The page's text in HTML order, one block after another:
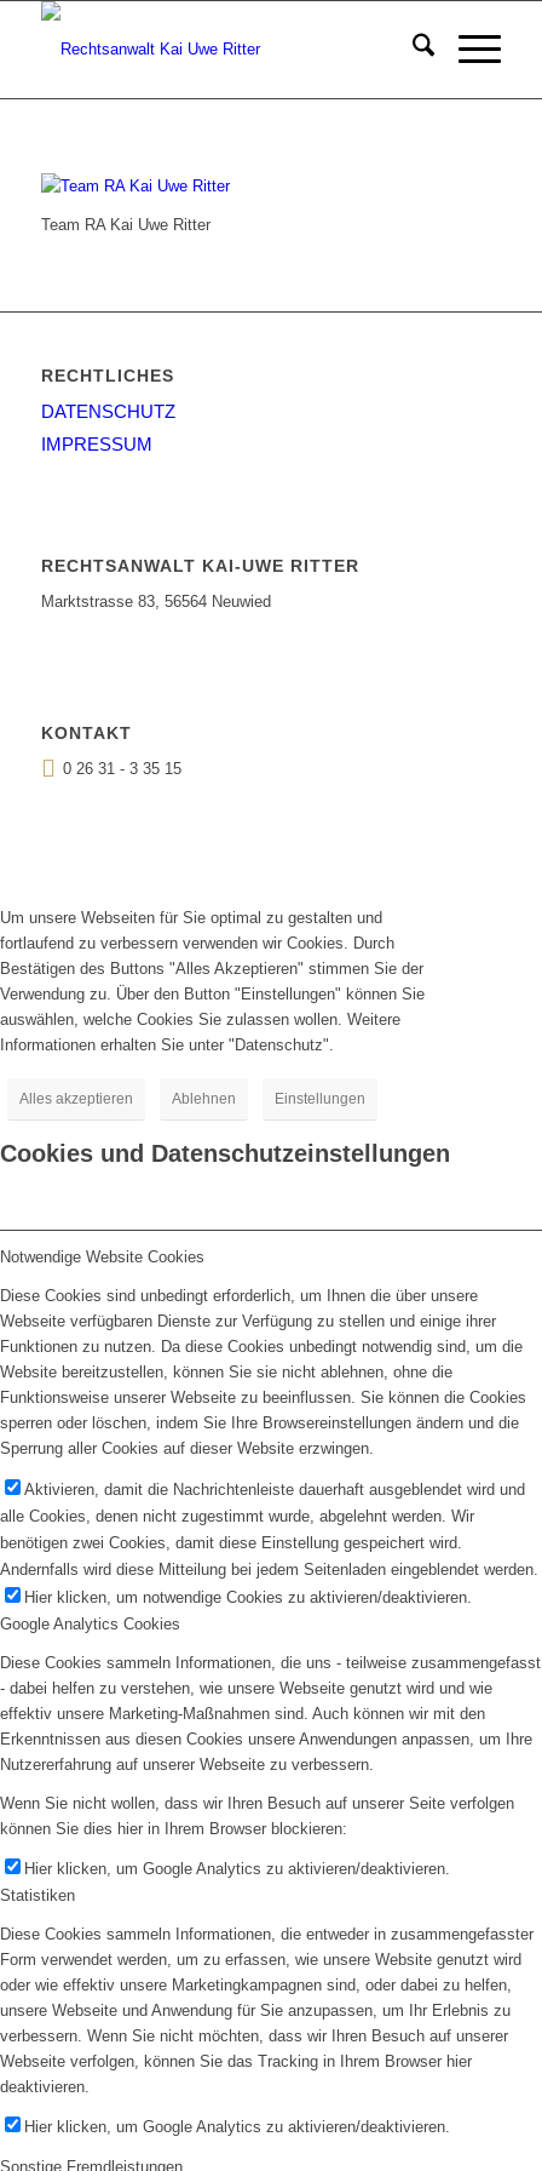
Team RA Kai Uwe Ritter
RECHTLICHES
DATENSCHUTZ
IMPRESSUM
RECHTSANWALT KAI-UWE RITTER
Marktstrasse 83, 56564 Neuwied
KONTAKT
0 26 31 - 3 35 15
Um unsere Webseiten für Sie optimal zu gestalten und
fortlaufend zu verbessern verwenden wir Cookies. Durch
Bestätigen des Buttons "Alles Akzeptieren" stimmen Sie der
Verwendung zu. Über den Button "Einstellungen" können Sie
auswählen, welche Cookies Sie zulassen wollen. Weitere
Informationen erhalten Sie unter "Datenschutz".
Alles akzeptieren Ablehnen Einstellungen
Cookies und Datenschutzeinstellungen
Notwendige Website Cookies
Diese Cookies sind unbedingt erforderlich, um Ihnen die über unsere
Webseite verfügbaren Dienste zur Verfügung zu stellen und einige ihrer
Funktionen zu nutzen. Da diese Cookies unbedingt notwendig sind, um die
Website bereitzustellen, können Sie sie nicht ablehnen, ohne die
Funktionsweise unserer Webseite zu beeinflussen. Sie können die Cookies
sperren oder löschen, indem Sie Ihre Browsereinstellungen ändern und die
Sperrung aller Cookies auf dieser Website erzwingen.
Aktivieren, damit die Nachrichtenleiste dauerhaft ausgeblendet wird und
alle Cookies, denen nicht zugestimmt wurde, abgelehnt werden. Wir
benötigen zwei Cookies, damit diese Einstellung gespeichert wird.
Andernfalls wird diese Mitteilung bei jedem Seitenladen eingeblendet werden.
Hier klicken, um notwendige Cookies zu aktivieren/deaktivieren.
Google Analytics Cookies
Diese Cookies sammeln Informationen, die uns - teilweise zusammengefasst
- dabei helfen zu verstehen, wie unsere Webseite genutzt wird und wie
effektiv unsere Marketing-Maßnahmen sind. Auch können wir mit den
Erkenntnissen aus diesen Cookies unsere Anwendungen anpassen, um Ihre
Nutzererfahrung auf unserer Webseite zu verbessern.
Wenn Sie nicht wollen, dass wir Ihren Besuch auf unserer Seite verfolgen
können Sie dies hier in Ihrem Browser blockieren:
Hier klicken, um Google Analytics zu aktivieren/deaktivieren.
Statistiken
Diese Cookies sammeln Informationen, die entweder in zusammengefasster
Form verwendet werden, um zu erfassen, wie unsere Website genutzt wird
oder wie effektiv unsere Marketingkampagnen sind, oder dabei zu helfen,
unsere Webseite und Anwendung für Sie anzupassen, um Ihr Erlebnis zu
verbessern. Wenn Sie nicht möchten, dass wir Ihren Besuch auf unserer
Webseite verfolgen, können Sie das Tracking in Ihrem Browser hier
deaktivieren.
Hier klicken, um Google Analytics zu aktivieren/deaktivieren.
Sonstige Fremdleistungen